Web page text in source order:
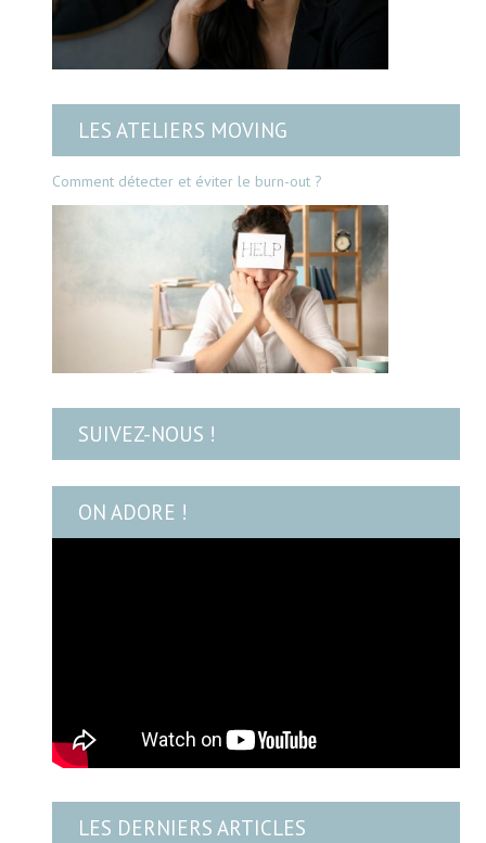
LES ATELIERS MOVING
Comment détecter et éviter le burn-out ?
SUIVEZ-NOUS !
ON ADORE !
LES DERNIERS ARTICLES